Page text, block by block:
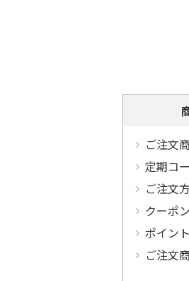
ご注文
定期コ
ご注文
クーポ
ポイン
ご注文